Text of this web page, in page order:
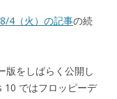
8/4（火）の記事の続
版をしばらく公開し
10 ではフロッピーデ